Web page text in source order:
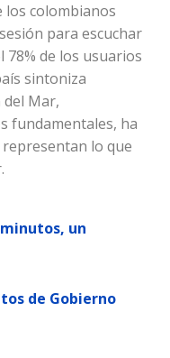
los colombianos
para escuchar
78% de los usuarios
sintoniza
Mar,
fundamentales, ha
lo que
un
de Gobierno